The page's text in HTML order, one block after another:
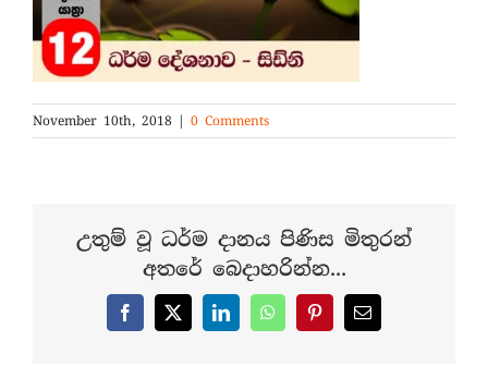
November 10th, 2018 | 0 Comments
උතුම් වූ ධර්ම දානය පිණිස මිතුරන්
අතරේ බෙදාහරින්න...
Facebook
X LinkedInWhatsAppPinterestEmail